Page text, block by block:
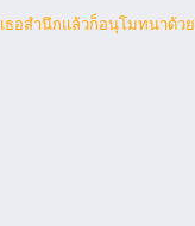
อสำนึกแล้วก็อนุโมทนาด้ว